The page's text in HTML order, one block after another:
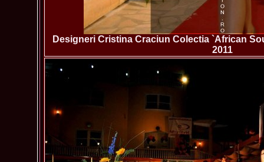
Designeri Cristina Craciun Colectia `African
2011